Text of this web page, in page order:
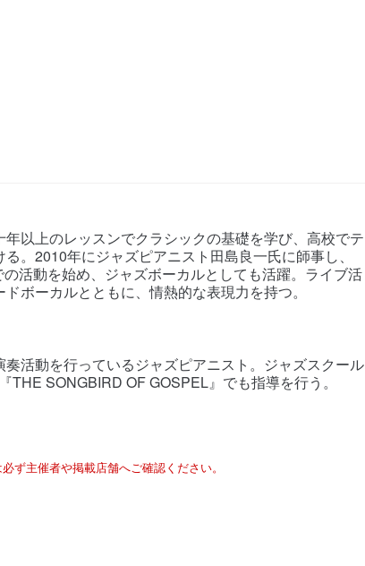
以上のレッスンでクラシックの基礎を学び、高校でテ
。2010年にジャズピアニスト田島良一氏に師事し、
活動を始め、ジャズボーカルとしても活躍。ライブ活
ボーカルとともに、情熱的な表現力を持つ。
活動を行っているジャズピアニスト。ジャズスクール
THE SONGBIRD OF GOSPEL』でも指導を行う。
ず主催者や掲載店舗へご確認ください。